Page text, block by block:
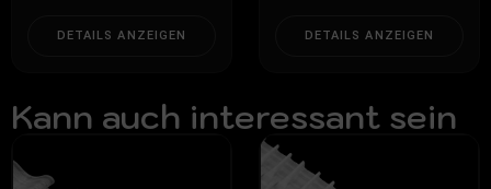
DETAILS ANZEIGEN DETAILS ANZEIGEN
Kann auch interessant sein